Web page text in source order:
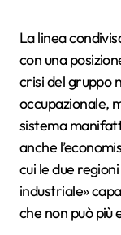
La linea
con una
crisi del gruppo
occupazionale,
sistema
anche
cui le due
industriale»
che non può più